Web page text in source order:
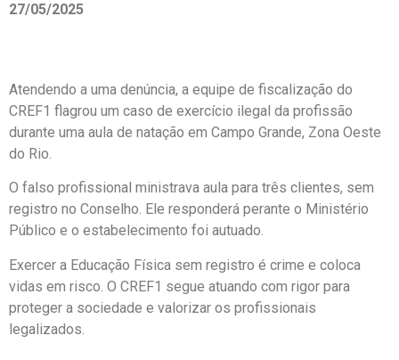
27/05/2025
Atendendo a uma denúncia, a equipe de fiscalização do
CREF1 flagrou um caso de exercício ilegal da profissão
durante uma aula de natação em Campo Grande, Zona Oeste
do Rio.
O falso profissional ministrava aula para três clientes, sem
registro no Conselho. Ele responderá perante o Ministério
Público e o estabelecimento foi autuado.
Exercer a Educação Física sem registro é crime e coloca
vidas em risco. O CREF1 segue atuando com rigor para
proteger a sociedade e valorizar os profissionais
legalizados.